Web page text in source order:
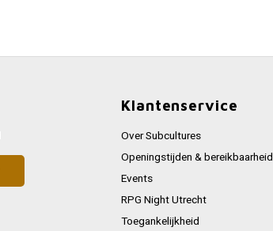
Klantenservice
Over Subcultures
Openingstijden & bereikbaarheid
Events
RPG Night Utrecht
Toegankelijkheid